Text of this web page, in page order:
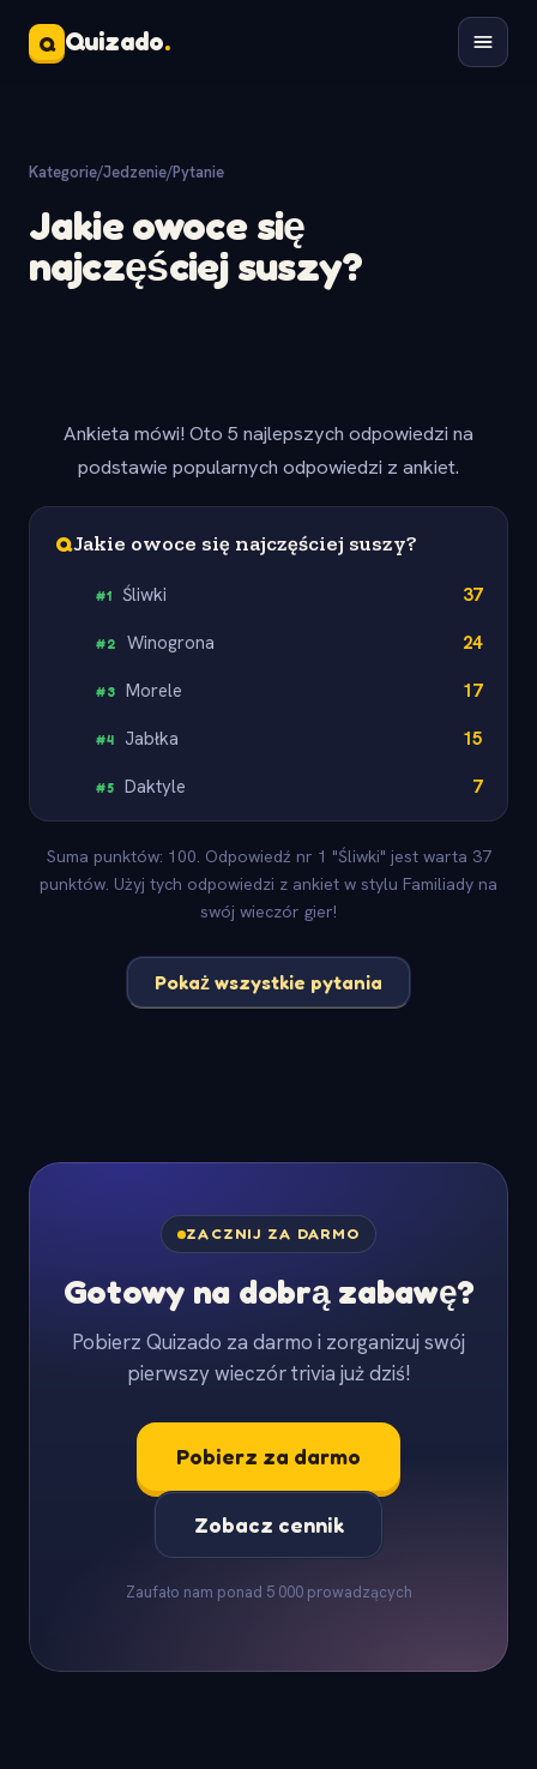
Q Quizado.
Kategorie/Jedzenie/Pytanie
Jakie owoce się
najczęściej suszy?
Ankieta mówi! Oto 5 najlepszych odpowiedzi na
podstawie popularnych odpowiedzi z ankiet.
QJakie owoce się najczęściej suszy?
#1 Śliwki 37
#2 Winogrona 24
#3 Morele 17
#4 Jabłka 15
#5 Daktyle 7
Suma punktów: 100. Odpowiedź nr 1 "Śliwki" jest warta 37
punktów. Użyj tych odpowiedzi z ankiet w stylu Familiady na
swój wieczór gier!
Pokaż wszystkie pytania
ZACZNIJ ZA DARMO
Gotowy na dobrą zabawę?
Pobierz Quizado za darmo i zorganizuj swój
pierwszy wieczór trivia już dziś!
Pobierz za darmo
Zobacz cennik
Zaufało nam ponad 5 000 prowadzących